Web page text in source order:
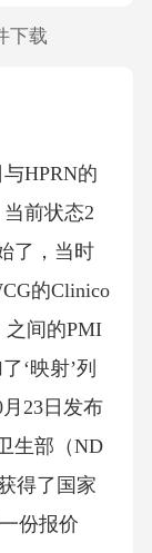
下载
HPRN的
前状态2
了，当时
的Clinico
之间的PMI
‘映射’列
23日发布
生部（ND
得了国家
份报价